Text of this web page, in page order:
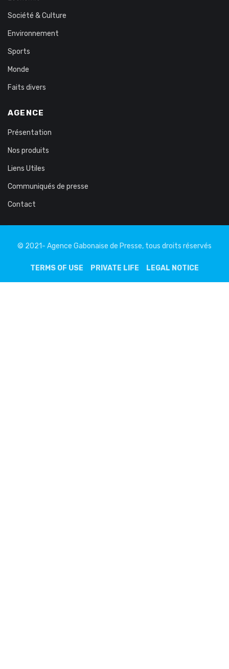
Société & Culture
Environnement
Sports
Monde
Faits divers
AGENCE
Présentation
Nos produits
Liens Utiles
Communiqués de presse
Contact
© 2021- Agence Gabonaise de Presse, tous droits réservés
TERMS OF USE PRIVATE LIFE LEGAL NOTICE